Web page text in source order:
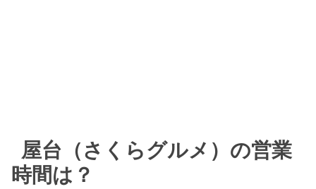
屋台（さくらグルメ）の営業
時間は？